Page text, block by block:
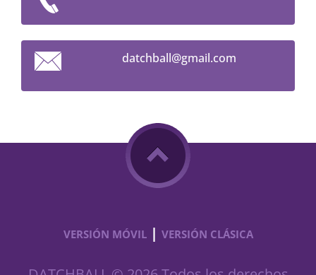
datchball@gmail.com
VERSIÓN MÓVIL | VERSIÓN CLÁSICA